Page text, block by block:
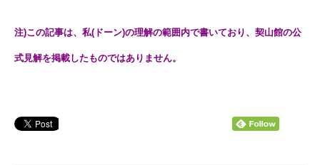
注)この記事は、私(ドーン)の理解の範囲内で書いており、契山館の公
式見解を掲載したものではありません。